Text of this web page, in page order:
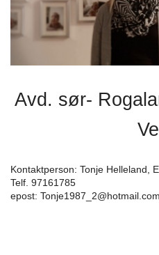
Avd. sør-
Kontaktperson: Tonje Helleland,
Telf. 97161785
epost: Tonje1987_2@hotmail.com.